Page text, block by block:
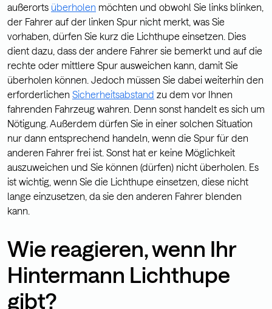
außerorts überholen möchten und obwohl Sie links blinken,
der Fahrer auf der linken Spur nicht merkt, was Sie
vorhaben, dürfen Sie kurz die Lichthupe einsetzen. Dies
dient dazu, dass der andere Fahrer sie bemerkt und auf die
rechte oder mittlere Spur ausweichen kann, damit Sie
überholen können. Jedoch müssen Sie dabei weiterhin den
erforderlichen Sicherheitsabstand zu dem vor Ihnen
fahrenden Fahrzeug wahren. Denn sonst handelt es sich um
Nötigung. Außerdem dürfen Sie in einer solchen Situation
nur dann entsprechend handeln, wenn die Spur für den
anderen Fahrer frei ist. Sonst hat er keine Möglichkeit
auszuweichen und Sie können (dürfen) nicht überholen. Es
ist wichtig, wenn Sie die Lichthupe einsetzen, diese nicht
lange einzusetzen, da sie den anderen Fahrer blenden
kann.
Wie reagieren, wenn Ihr
Hintermann Lichthupe
gibt?